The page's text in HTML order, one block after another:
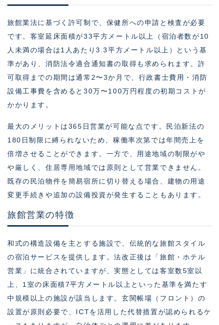
旅館業法に基づく許可制で、保健所への申請と検査が必要
です。客室延床面積が33平方メートル以上（宿泊者数が10
人未満の場合は1人あたり3.3平方メートル以上）という基
準があり、消防法令適合通知書の取得も求められます。許
可取得までの期間は通常2〜3か月で、行政書士費用・消防
設備工事費を含めると30万〜100万円程度の初期コストが
かかります。
最大のメリットは365日営業が可能な点です。民泊新法の
180日制限に縛られないため、稼働率次第では年間売上を
倍増させることができます。一方で、用途地域の制限がや
や厳しく、住居専用地域では原則として営業できません。
既存の民泊物件を簡易宿所に切り替える場合、建物の用途
変更手続きや追加の設備投資が発生することもあります。
旅館営業の特徴
和式の構造設備を主とする施設で、伝統的な旅館スタイル
の宿泊サービスを提供します。法改正後は「旅館・ホテル
営業」に統合されていますが、実態としては客室数5室以
上、1室の床面積7平方メートル以上といった基準を満たす
中規模以上の施設が該当します。玄関帳場（フロント）の
設置が原則必要で、ICTを活用した代替措置が認められるケ